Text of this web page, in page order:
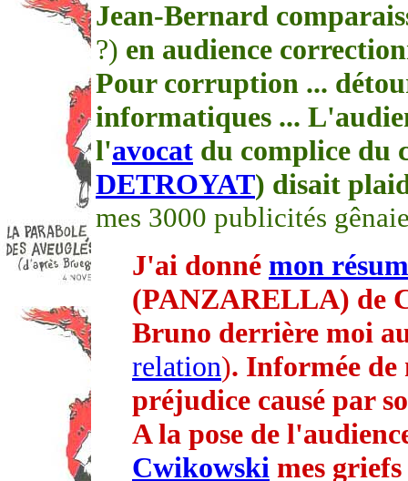
Jean-Bernard
?) en audience
Pour corruption ...
informatiques ...
l'avocat du complice du
DETROYAT) disait
mes 3000 publicités
J'ai donné mon
(PANZARELLA) de
Bruno derrière moi
relation). Informée
préjudice causé par
A la pose de
Cwikowski mes